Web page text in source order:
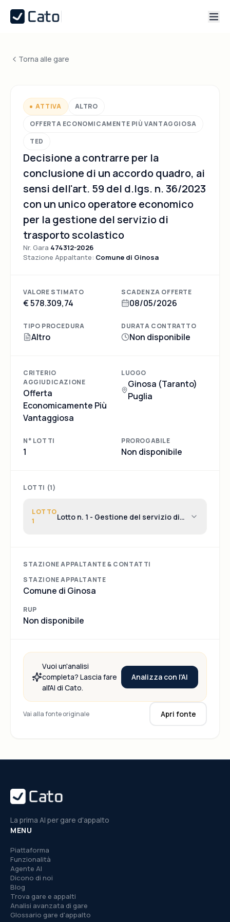
Torna alle gare
ATTIVA
ALTRO
OFFERTA ECONOMICAMENTE PIÙ VANTAGGIOSA
TED
Decisione a contrarre per la
conclusione di un accordo quadro, ai
sensi dell'art. 59 del d.lgs. n. 36/2023
con un unico operatore economico
per la gestione del servizio di
trasporto scolastico
Nr. Gara 474312-2026
Stazione Appaltante: Comune di Ginosa
VALORE STIMATO
€ 578.309,74
SCADENZA OFFERTE
08/05/2026
TIPO PROCEDURA
Altro
DURATA CONTRATTO
Non disponibile
CRITERIO
AGGIUDICAZIONE
Offerta
Economicamente Più
Vantaggiosa
LUOGO
Ginosa (Taranto)
Puglia
N° LOTTI
1
PROROGABILE
Non disponibile
LOTTI (1)
LOTTO
1
Lotto n. 1 - Gestione del servizio di
STAZIONE APPALTANTE & CONTATTI
STAZIONE APPALTANTE
Comune di Ginosa
RUP
Non disponibile
Vuoi un'analisi
completa? Lascia fare
all'AI di Cato.
Analizza con l'AI
Vai alla fonte originale Apri fonte
La prima AI per gare d'appalto
MENU
Piattaforma
Funzionalità
Agente AI
Dicono di noi
Blog
Trova gare e appalti
Analisi avanzata di gare
Glossario gare d'appalto